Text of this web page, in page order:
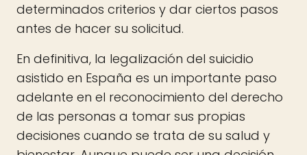
determinados criterios y dar ciertos pasos
antes de hacer su solicitud.
En definitiva, la legalización del suicidio
asistido en España es un importante paso
adelante en el reconocimiento del derecho
de las personas a tomar sus propias
decisiones cuando se trata de su salud y